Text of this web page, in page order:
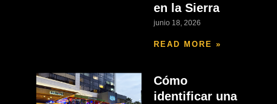
en la Sierra
junio 18, 2026
READ MORE »
Cómo
identificar una